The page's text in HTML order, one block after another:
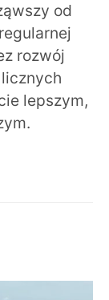
od
rozwój
lepszym,